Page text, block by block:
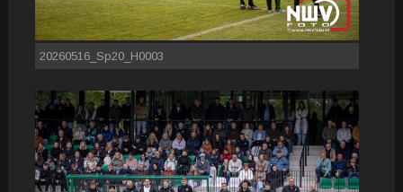
20260516_Sp20_H0003